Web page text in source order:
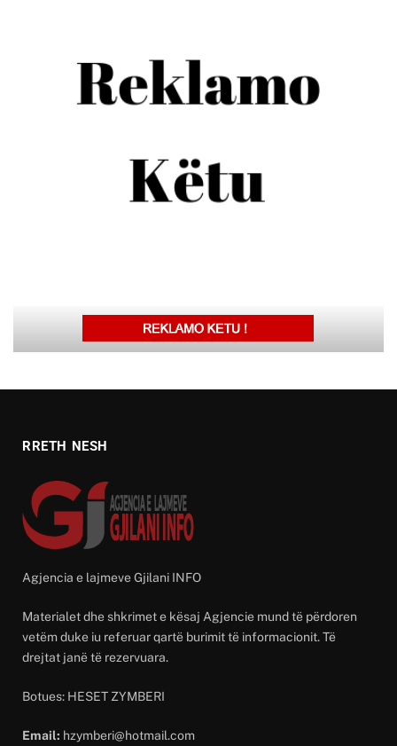
RRETH NESH
Agjencia e lajmeve Gjilani INFO
Materialet dhe shkrimet e kësaj Agjencie mund të përdoren
vetëm duke iu referuar qartë burimit të informacionit. Të
drejtat janë të rezervuara.
Botues: HESET ZYMBERI
Email: hzymberi@hotmail.com